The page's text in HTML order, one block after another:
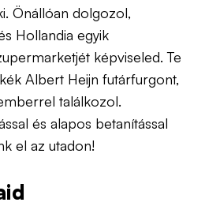
Önállóan dolgozol,
Hollandia egyik
képviseled. Te
Albert Heijn futárfurgont,
találkozol.
és alapos betanítással
el az utadon!